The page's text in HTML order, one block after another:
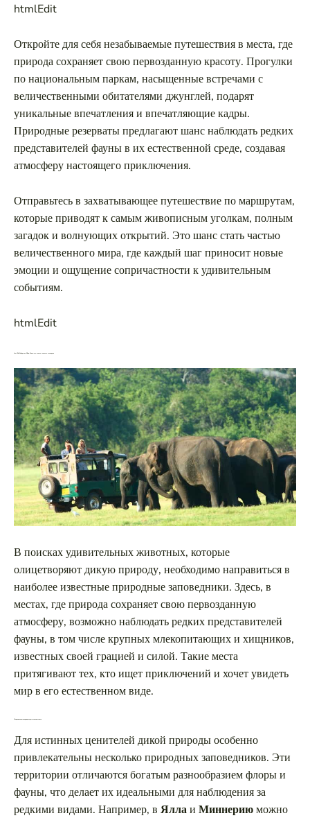
htmlEdit
Откройте для себя незабываемые путешествия в места, где
природа сохраняет свою первозданную красоту. Прогулки
по национальным паркам, насыщенные встречами с
величественными обитателями джунглей, подарят
уникальные впечатления и впечатляющие кадры.
Природные резерваты предлагают шанс наблюдать редких
представителей фауны в их естественной среде, создавая
атмосферу настоящего приключения.
Отправьтесь в захватывающее путешествие по маршрутам,
которые приводят к самым живописным уголкам, полным
загадок и волнующих открытий. Это шанс стать частью
величественного мира, где каждый шаг приносит новые
эмоции и ощущение сопричастности к удивительным
событиям.
htmlEdit
htmlEditСафари на Шри-Ланке: где искать слонов и леопардов
В поисках удивительных животных, которые
олицетворяют дикую природу, необходимо направиться в
наиболее известные природные заповедники. Здесь, в
местах, где природа сохраняет свою первозданную
атмосферу, возможно наблюдать редких представителей
фауны, в том числе крупных млекопитающих и хищников,
известных своей грацией и силой. Такие места
притягивают тех, кто ищет приключений и хочет увидеть
мир в его естественном виде.
Национальные парки, которые стоит посетить
Для истинных ценителей дикой природы особенно
привлекательны несколько природных заповедников. Эти
территории отличаются богатым разнообразием флоры и
фауны, что делает их идеальными для наблюдения за
редкими видами. Например, в Яллаи Миннериюможно